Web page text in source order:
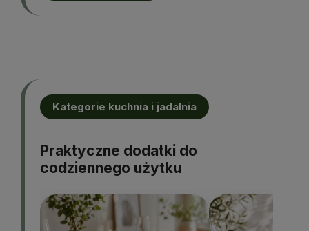
Kategorie kuchnia i jadalnia
Praktyczne dodatki do
codziennego użytku